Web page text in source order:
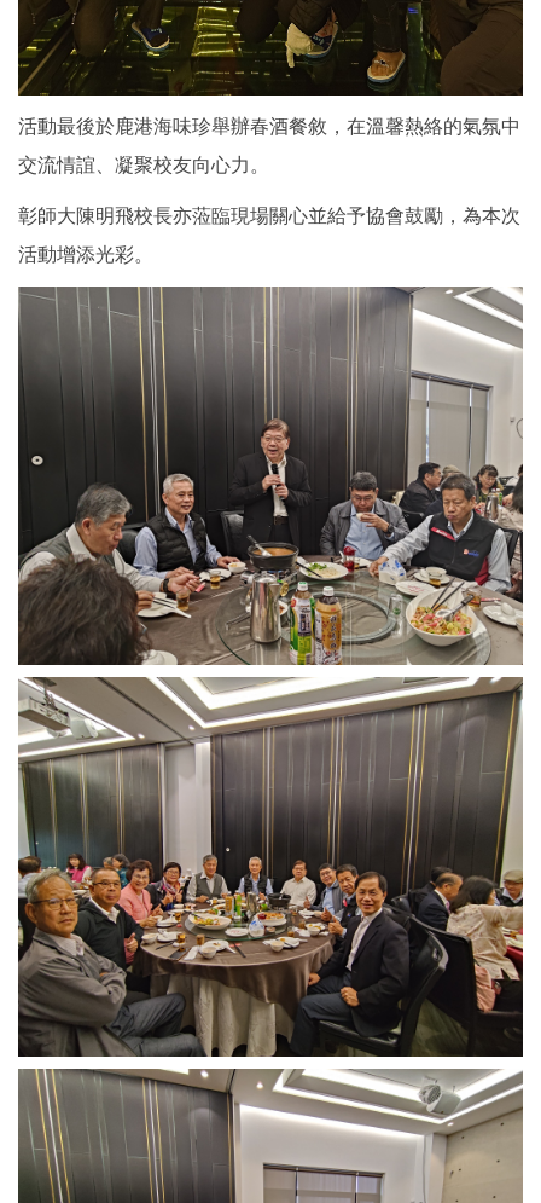
活動最後於鹿港海味珍舉辦春酒餐敘，在溫馨熱絡的氣氛中
交流情誼、凝聚校友向心力。
彰師大陳明飛校長亦蒞臨現場關心並給予協會鼓勵，為本次
活動增添光彩。